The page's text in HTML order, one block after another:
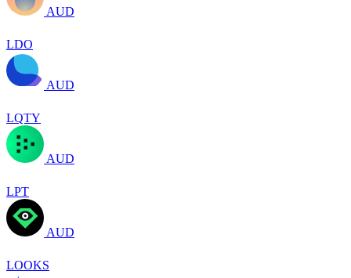
AUD
LDO
AUD
LQTY
AUD
LPT
AUD
LOOKS